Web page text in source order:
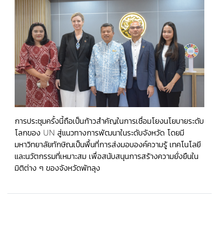
การประชุมครั้งนี้ถือเป็นก้าวสำคัญในการเชื่อมโยงนโยบายระดับ
โลกของ UN สู่แนวทางการพัฒนาในระดับจังหวัด โดยมี
มหาวิทยาลัยทักษิณเป็นพื้นที่การส่งมอบองค์ความรู้ เทคโนโลยี
และนวัตกรรมที่เหมาะสม เพื่อสนับสนุนการสร้างความยั่งยืนใน
มิติต่าง ๆ ของจังหวัดพัทลุง